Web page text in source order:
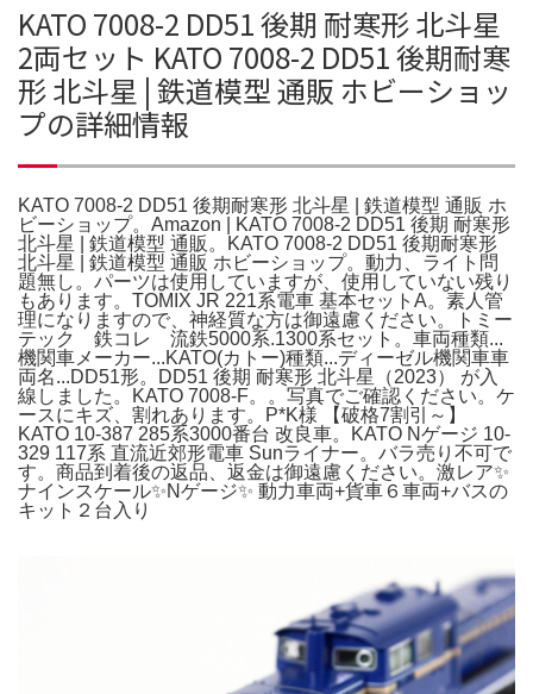
KATO 7008-2 DD51 後期 耐寒形 北斗星
2両セット KATO 7008-2 DD51 後期耐寒
形 北斗星 | 鉄道模型 通販 ホビーショッ
プの詳細情報
KATO 7008-2 DD51 後期耐寒形 北斗星 | 鉄道模型 通販 ホ
ビーショップ。Amazon | KATO 7008-2 DD51 後期 耐寒形
北斗星 | 鉄道模型 通販。KATO 7008-2 DD51 後期耐寒形
北斗星 | 鉄道模型 通販 ホビーショップ。動力、ライト問
題無し。パーツは使用していますが、使用していない残り
もあります。TOMIX JR 221系電車 基本セットA。素人管
理になりますので、神経質な方は御遠慮ください。トミー
テック 鉄コレ 流鉄5000系.1300系セット。車両種類...
機関車メーカー...KATO(カトー)種類...ディーゼル機関車車
両名...DD51形。DD51 後期 耐寒形 北斗星（2023） が入
線しました。KATO 7008-F。。写真でご確認ください。ケ
ースにキズ、割れあります。P*K様 【破格7割引～】
KATO 10-387 285系3000番台 改良車。KATO Nゲージ 10-
329 117系 直流近郊形電車 Sunライナー。バラ売り不可で
す。商品到着後の返品、返金は御遠慮ください。激レア✨
ナインスケール✨Nゲージ✨ 動力車両+貨車６車両+バスの
キット２台入り